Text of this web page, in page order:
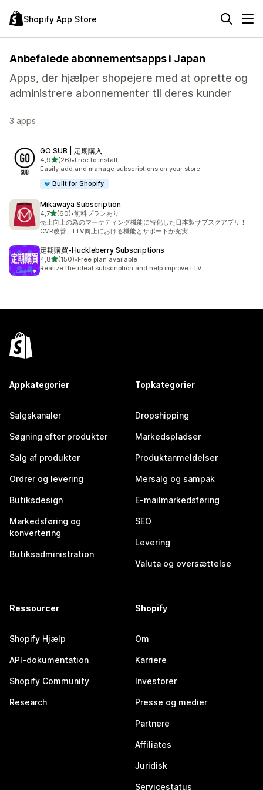
Shopify App Store
Anbefalede abonnementsapps i Japan
Apps, der hjælper shopejere med at oprette og
administrere abonnementer til deres kunder
3 apps
GO SUB | 定期購入
4,9ud af 5 stjerner
(26)
26 anmeldelser i alt
•Free to install
Easily add and manage subscriptions on your store.
Built for Shopify
Mikawaya Subscription
4,7ud af 5 stjerner
(60)
60 anmeldelser i alt
•無料プランあり
売上向上の為のマーケティング機能に特化した日本製サブスクアプリ！
CVR改善、LTV向上における機能とサポートが充実
定期購買‑Huckleberry Subscriptions
4,8ud af 5 stjerner
(150)
150 anmeldelser i alt
•Free plan available
Realize the ideal subscription and help improve LTV
Appkategorier
Salgskanaler
Søgning efter produkter
Salg af produkter
Ordrer og levering
Butiksdesign
Markedsføring og
konvertering
Butiksadministration
Topkategorier
Dropshipping
Markedspladser
Produktanmeldelser
Mersalg og sampak
E-mailmarkedsføring
SEO
Levering
Valuta og oversættelse
Ressourcer
Shopify Hjælp
API-dokumentation
Shopify Community
Research
Shopify
Om
Karriere
Investorer
Presse og medier
Partnere
Affiliates
Juridisk
Servicestatus